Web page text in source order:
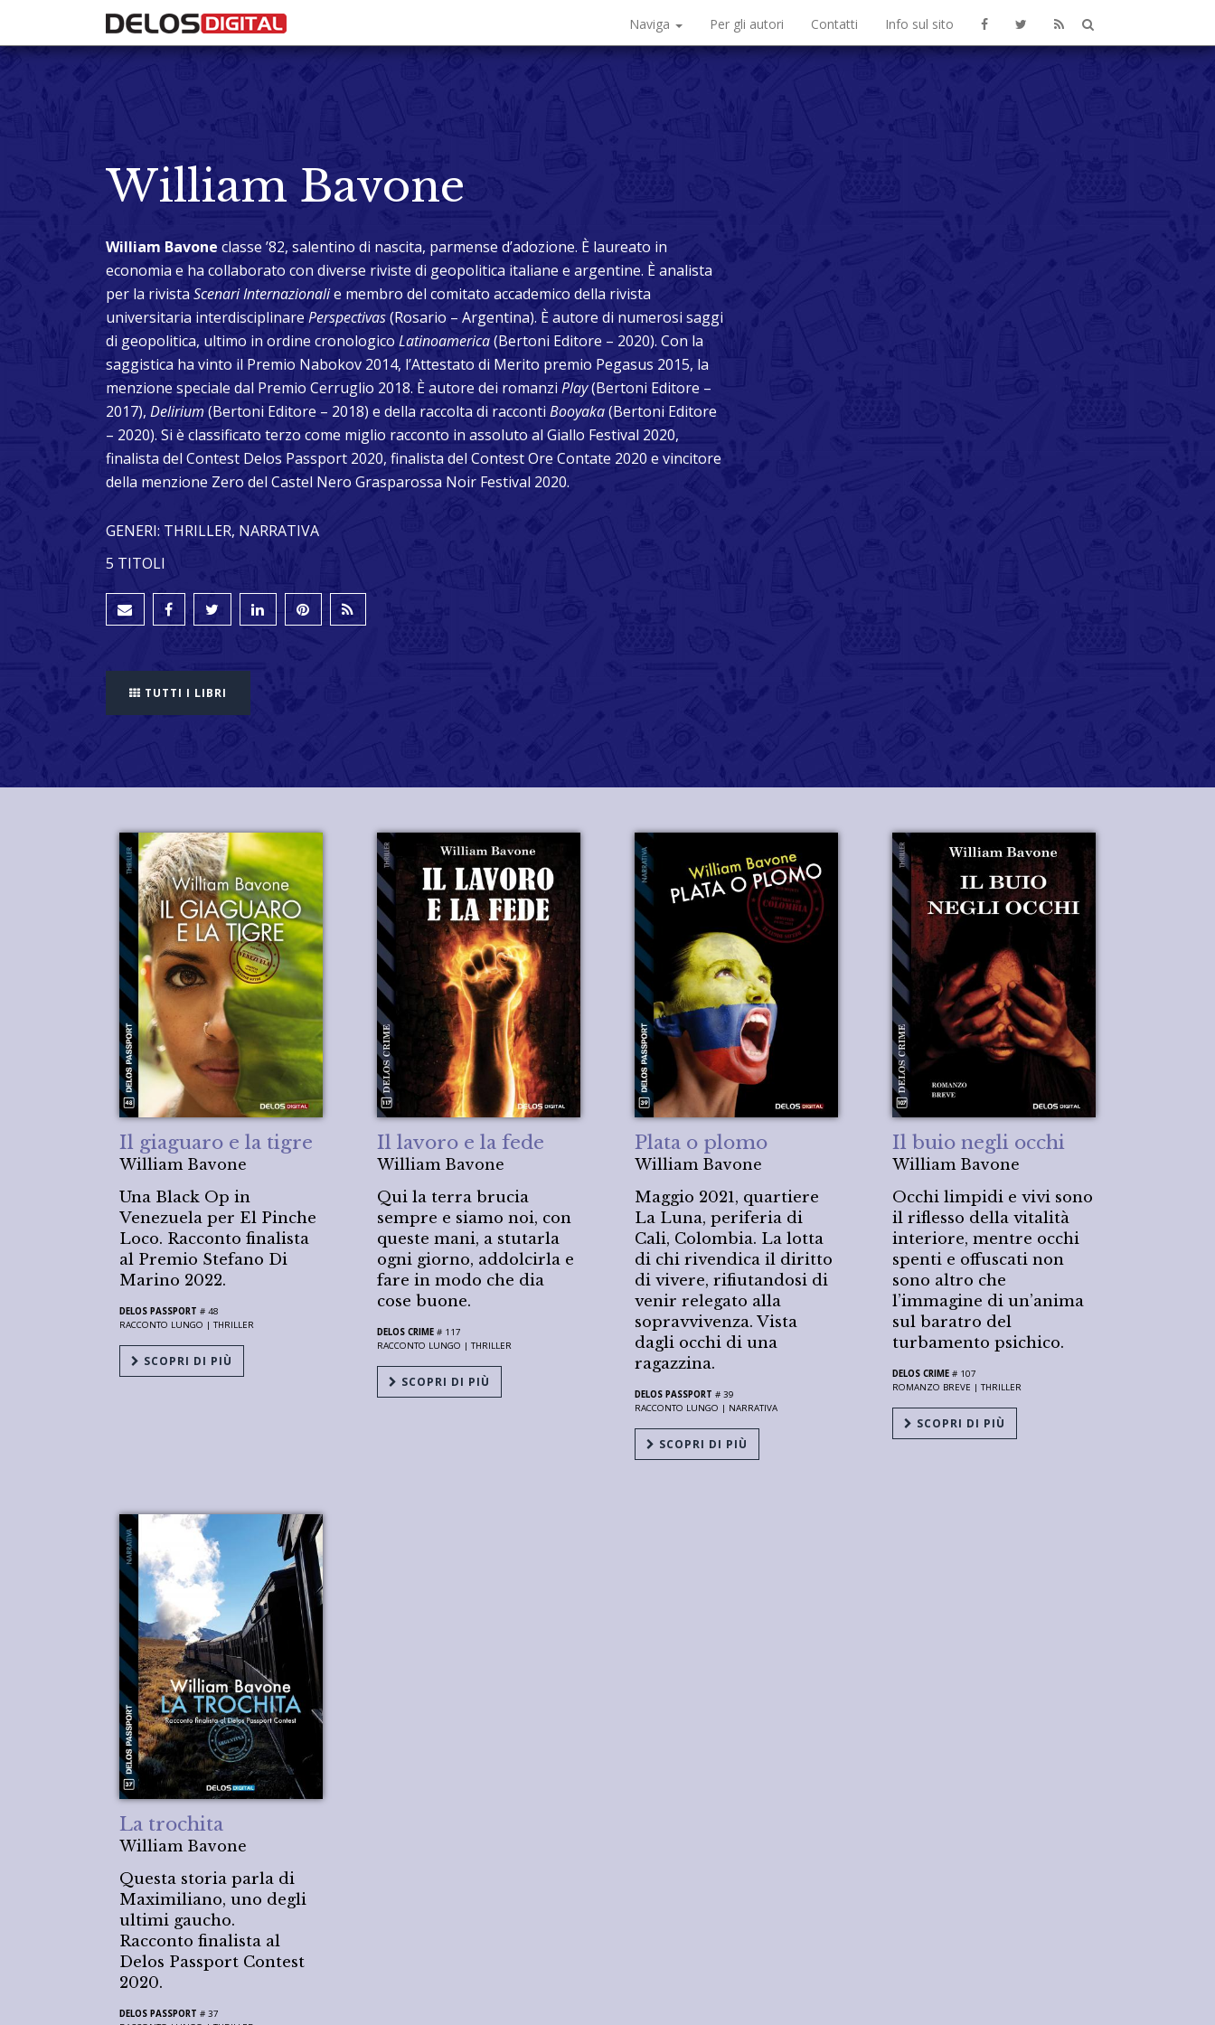
Naviga Per gli autori Contatti Info sul sito
William Bavone
William Bavone classe ’82, salentino di nascita, parmense d’adozione. È laureato in
economia e ha collaborato con diverse riviste di geopolitica italiane e argentine. È analista
per la rivistaScenari Internazionalie membro del comitato accademico della rivista
universitaria interdisciplinare Perspectivas(Rosario – Argentina). È autore di numerosi saggi
di geopolitica, ultimo in ordine cronologicoLatinoamerica(Bertoni Editore – 2020). Con la
saggistica ha vinto il Premio Nabokov 2014, l’Attestato di Merito premio Pegasus 2015, la
menzione speciale dal Premio Cerruglio 2018. È autore dei romanziPlay(Bertoni Editore –
2017), Delirium (Bertoni Editore – 2018) e della raccolta di racconti Booyaka(Bertoni Editore
– 2020). Si è classificato terzo come miglio racconto in assoluto al Giallo Festival 2020,
finalista del Contest Delos Passport 2020, finalista del Contest Ore Contate 2020 e vincitore
della menzione Zero del Castel Nero Grasparossa Noir Festival 2020.
GENERI: THRILLER, NARRATIVA
5 TITOLI
TUTTI I LIBRI
Il giaguaro e la tigre
William Bavone
Una Black Op in
Venezuela per El Pinche
Loco. Racconto finalista
al Premio Stefano Di
Marino 2022.
DELOS PASSPORT # 48
RACCONTO LUNGO | THRILLER
SCOPRI DI PIÙ
Il lavoro e la fede
William Bavone
Qui la terra brucia
sempre e siamo noi, con
queste mani, a stutarla
ogni giorno, addolcirla e
fare in modo che dia
cose buone.
DELOS CRIME # 117
RACCONTO LUNGO | THRILLER
SCOPRI DI PIÙ
Plata o plomo
William Bavone
Maggio 2021, quartiere
La Luna, periferia di
Cali, Colombia. La lotta
di chi rivendica il diritto
di vivere, rifiutandosi di
venir relegato alla
sopravvivenza. Vista
dagli occhi di una
ragazzina.
DELOS PASSPORT # 39
RACCONTO LUNGO | NARRATIVA
SCOPRI DI PIÙ
Il buio negli occhi
William Bavone
Occhi limpidi e vivi sono
il riflesso della vitalità
interiore, mentre occhi
spenti e offuscati non
sono altro che
l’immagine di un’anima
sul baratro del
turbamento psichico.
DELOS CRIME # 107
ROMANZO BREVE | THRILLER
SCOPRI DI PIÙ
La trochita
William Bavone
Questa storia parla di
Maximiliano, uno degli
ultimi gaucho.
Racconto finalista al
Delos Passport Contest
2020.
DELOS PASSPORT # 37